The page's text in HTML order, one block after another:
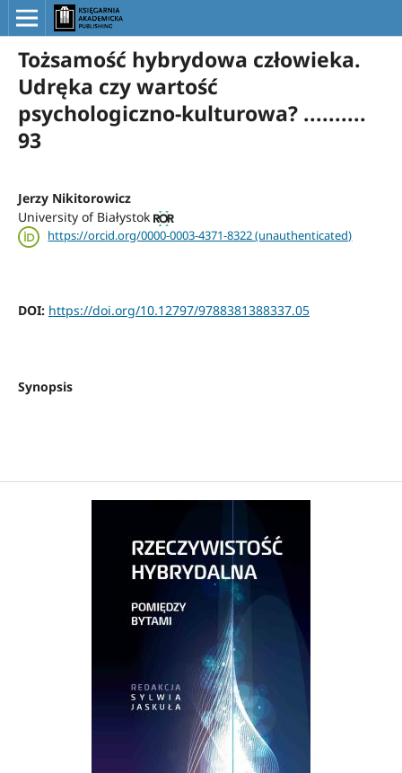
Tożsamość hybrydowa człowieka.
Udręka czy wartość
psychologiczno-kulturowa? ..........
93
Jerzy Nikitorowicz
University of Białystok
https://orcid.org/0000-0003-4371-8322 (unauthenticated)
DOI: https://doi.org/10.12797/9788381388337.05
Synopsis